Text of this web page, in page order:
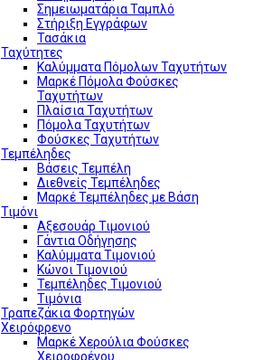
Σημειωματάρια Ταμπλό
Στήριξη Εγγράφων
Τασάκια
Ταχύτητες
Καλύμματα Πόμολων Ταχυτήτων
Μαρκέ Πόμολα Φούσκες
Ταχυτήτων
Πλαίσια Ταχυτήτων
Πόμολα Ταχυτήτων
Φούσκες Ταχυτήτων
Τεμπέληδες
Βάσεις Τεμπέλη
Διεθνείς Τεμπέληδες
Μαρκέ Τεμπέληδες με Βάση
Τιμόνι
Αξεσουάρ Τιμονιού
Γάντια Οδήγησης
Καλύμματα Τιμονιού
Κώνοι Τιμονιού
Τεμπέληδες Τιμονιού
Τιμόνια
Τραπεζάκια Φορτηγών
Χειρόφρενο
Μαρκέ Χερούλια Φούσκες
Χειροφρένου